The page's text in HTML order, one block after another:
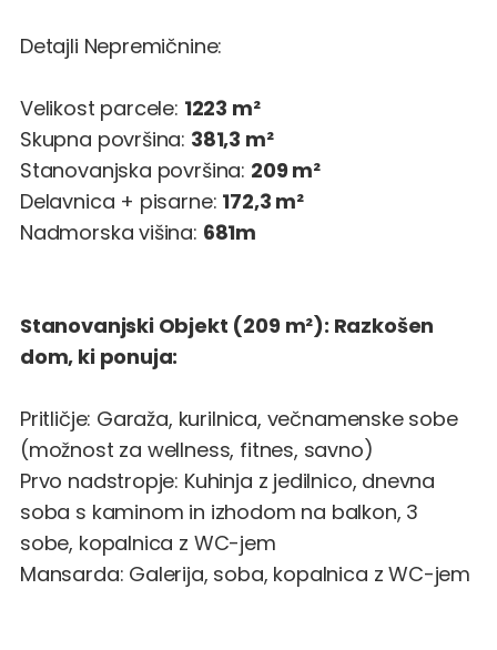
Detajli Nepremičnine:
Velikost parcele: 1223 m²
Skupna površina: 381,3 m²
Stanovanjska površina: 209 m²
Delavnica + pisarne: 172,3 m²
Nadmorska višina: 681m
Stanovanjski Objekt (209 m²): Razkošen
dom, ki ponuja:
Pritličje: Garaža, kurilnica, večnamenske sobe
(možnost za wellness, fitnes, savno)
Prvo nadstropje: Kuhinja z jedilnico, dnevna
soba s kaminom in izhodom na balkon, 3
sobe, kopalnica z WC-jem
Mansarda: Galerija, soba, kopalnica z WC-jem